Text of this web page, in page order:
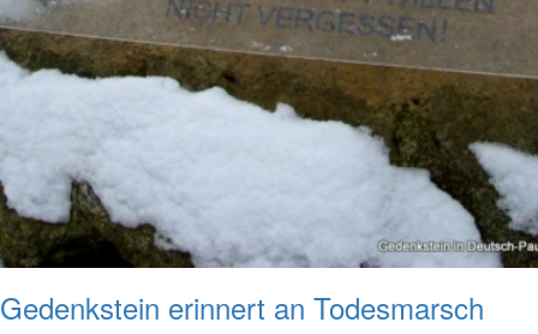
Gedenkstein erinnert an Todesmarsch